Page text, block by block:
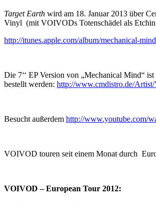
Target Earth wird am 18. Januar 2013 über
Vinyl (mit VOIVODs Totenschädel als
http://itunes.apple.com/album/mechanical-
Die 7‘‘ EP Version von „Mechanical Mind“
bestellt werden: http://www.cmdistro.de/
Besucht außerdem http://www.youtube.com/
VOIVOD touren seit einem Monat durch
VOIVOD – European Tour 2012: